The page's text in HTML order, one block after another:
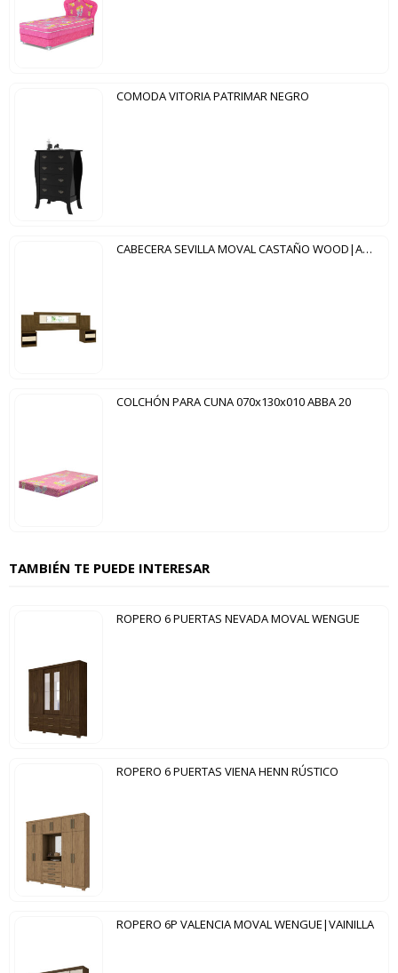
COMODA VITORIA PATRIMAR NEGRO
CABECERA SEVILLA MOVAL CASTAÑO WOOD|AVELLANA WOOD
COLCHÓN PARA CUNA 070x130x010 ABBA 20
TAMBIÉN TE PUEDE INTERESAR
ROPERO 6 PUERTAS NEVADA MOVAL WENGUE
ROPERO 6 PUERTAS VIENA HENN RÚSTICO
ROPERO 6P VALENCIA MOVAL WENGUE|VAINILLA